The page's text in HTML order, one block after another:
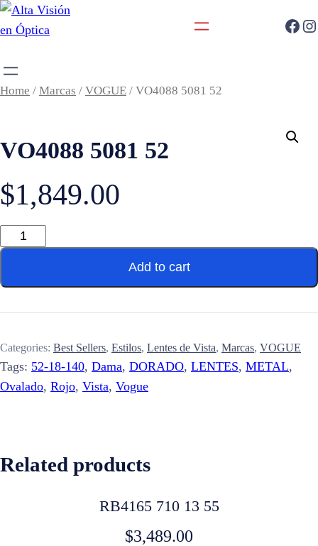
Home / Marcas / VOGUE / VO4088 5081 52
VO4088 5081 52
$1,849.00
Add to cart
Categories: Best Sellers, Estilos, Lentes de Vista, Marcas, VOGUE
Tags: 52-18-140, Dama, DORADO, LENTES, METAL,
Ovalado, Rojo, Vista, Vogue
Related products
RB4165 710 13 55
$3,489.00